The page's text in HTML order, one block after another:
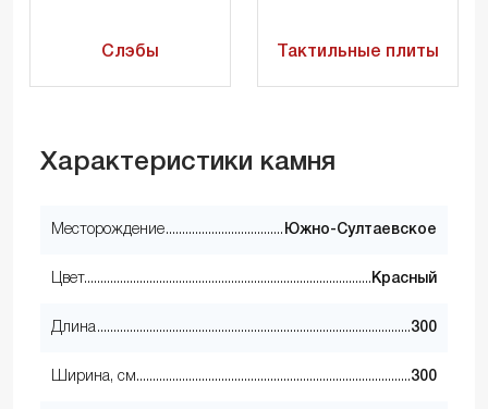
Слэбы Тактильные плиты
Характеристики камня
Месторождение Южно-Султаевское
Цвет Красный
Длина 300
Ширина, см 300